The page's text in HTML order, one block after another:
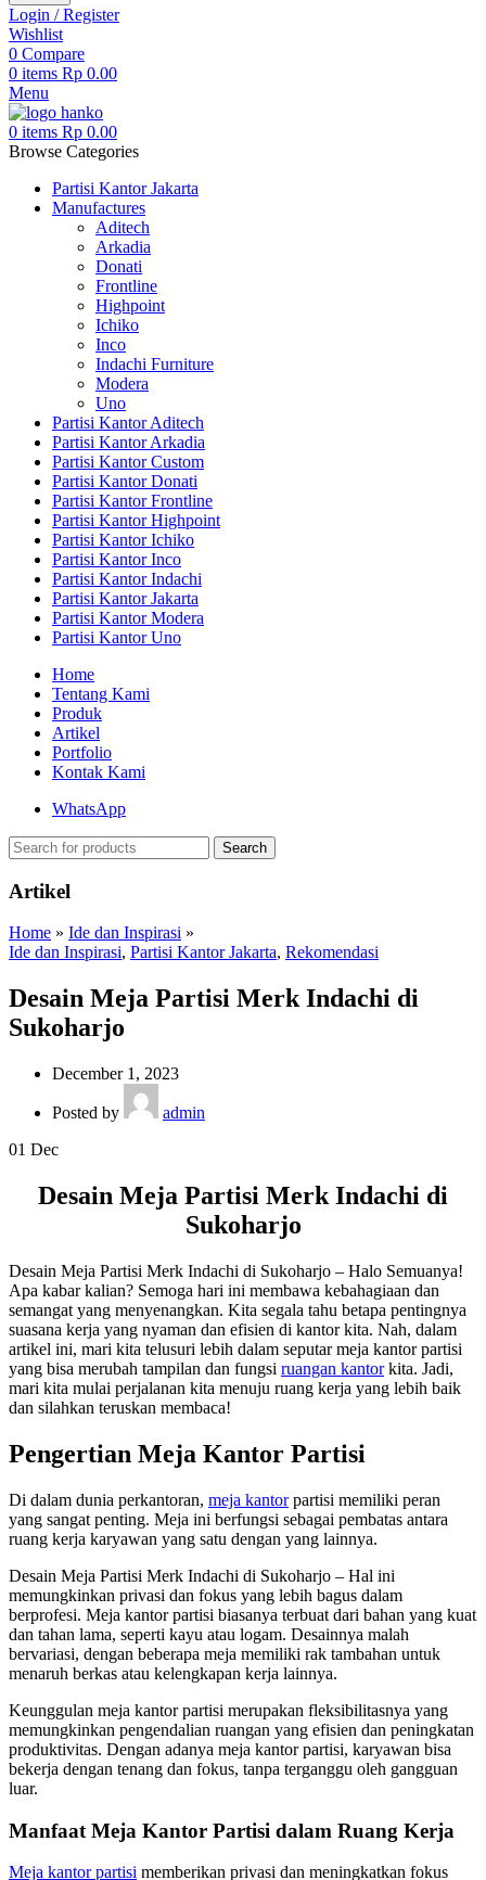
Login / Register
Wishlist
0 Compare
0 items Rp 0.00
Menu
0 items Rp 0.00
Browse Categories
Partisi Kantor Jakarta
Manufactures
Aditech
Arkadia
Donati
Frontline
Highpoint
Ichiko
Inco
Indachi Furniture
Modera
Uno
Partisi Kantor Aditech
Partisi Kantor Arkadia
Partisi Kantor Custom
Partisi Kantor Donati
Partisi Kantor Frontline
Partisi Kantor Highpoint
Partisi Kantor Ichiko
Partisi Kantor Inco
Partisi Kantor Indachi
Partisi Kantor Jakarta
Partisi Kantor Modera
Partisi Kantor Uno
Home
Tentang Kami
Produk
Artikel
Portfolio
Kontak Kami
WhatsApp
Search
Artikel
Home » Ide dan Inspirasi »
Ide dan Inspirasi, Partisi Kantor Jakarta, Rekomendasi
Desain Meja Partisi Merk Indachi di
Sukoharjo
December 1, 2023
Posted by
admin
01 Dec
Desain Meja Partisi Merk Indachi di
Sukoharjo
Desain Meja Partisi Merk Indachi di Sukoharjo – Halo Semuanya!
Apa kabar kalian? Semoga hari ini membawa kebahagiaan dan
semangat yang menyenangkan. Kita segala tahu betapa pentingnya
suasana kerja yang nyaman dan efisien di kantor kita. Nah, dalam
artikel ini, mari kita telusuri lebih dalam seputar meja kantor partisi
yang bisa merubah tampilan dan fungsi ruangan kantorkita. Jadi,
mari kita mulai perjalanan kita menuju ruang kerja yang lebih baik
dan silahkan teruskan membaca!
Pengertian Meja Kantor Partisi
Di dalam dunia perkantoran, meja kantorpartisi memiliki peran
yang sangat penting. Meja ini berfungsi sebagai pembatas antara
ruang kerja karyawan yang satu dengan yang lainnya.
Desain Meja Partisi Merk Indachi di Sukoharjo – Hal ini
memungkinkan privasi dan fokus yang lebih bagus dalam
berprofesi. Meja kantor partisi biasanya terbuat dari bahan yang kuat
dan tahan lama, seperti kayu atau logam. Desainnya malah
bervariasi, dengan beberapa meja memiliki rak tambahan untuk
menaruh berkas atau kelengkapan kerja lainnya.
Keunggulan meja kantor partisi merupakan fleksibilitasnya yang
memungkinkan pengendalian ruangan yang efisien dan peningkatan
produktivitas. Dengan adanya meja kantor partisi, karyawan bisa
bekerja dengan tenang dan fokus, tanpa terganggu oleh gangguan
luar.
Manfaat Meja Kantor Partisi dalam Ruang Kerja
Meja kantor partisi memberikan privasi dan meningkatkan fokus